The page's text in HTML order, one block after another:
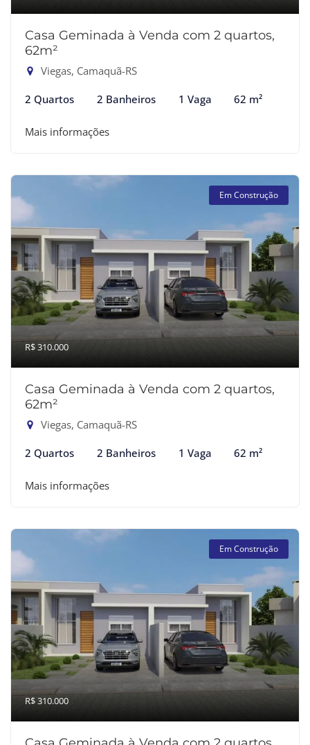
Casa Geminada à Venda com 2 quartos,
62m²
Viegas, Camaquã-RS
2 Quartos 2 Banheiros 1 Vaga 62 m²
Mais informações
Em Construção
R$ 310.000
Casa Geminada à Venda com 2 quartos,
62m²
Viegas, Camaquã-RS
2 Quartos 2 Banheiros 1 Vaga 62 m²
Mais informações
Em Construção
R$ 310.000